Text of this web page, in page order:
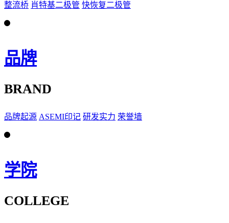
整流桥 肖特基二极管 快恢复二极管
品牌
BRAND
品牌起源 ASEMI印记 研发实力 荣誉墙
学院
COLLEGE